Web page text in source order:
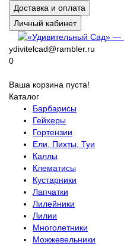
Доставка и оплата
Личный кабинет
ydivitelcad@rambler.ru
0
Ваша корзина пуста!
Каталог
Барбарисы
Гейхеры
Гортензии
Ели, Пихты, Туи
Каллы
Клематисы
Кустарники
Лапчатки
Лилейники
Лилии
Многолетники
Можжевельники